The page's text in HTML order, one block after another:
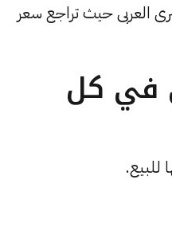
العربى حيث تراجع سعر
في كل